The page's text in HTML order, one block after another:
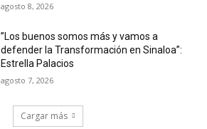
agosto 8, 2026
”Los buenos somos más y vamos a
defender la Transformación en Sinaloa”:
Estrella Palacios
agosto 7, 2026
Cargar más